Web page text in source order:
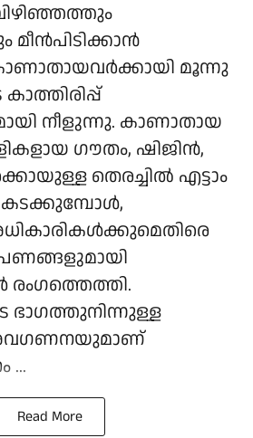
മൂന്നു
നീളുന്നു. കാണാതായ
ഗൗതം, ഷിജിൻ,
തെരച്ചിൽ എട്ടാം
കടക്കുമ്പോൾ,
ഭാഗത്തുനിന്നുള്ള
...
Read More